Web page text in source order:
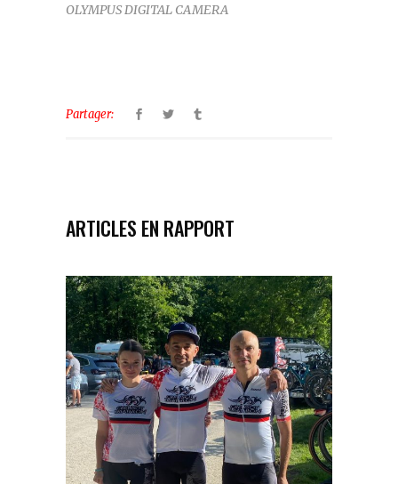
OLYMPUS DIGITAL CAMERA
Partager:
ARTICLES EN RAPPORT